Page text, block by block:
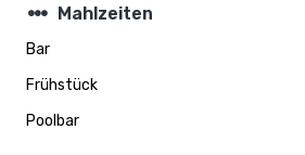
steppers Mahlzeiten
Bar
Frühstück
Poolbar